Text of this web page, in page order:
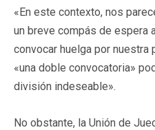
«En este contexto, nos
un breve compás de espera
convocar huelga por nuestra
«una doble convocatoria»
división indeseable».
No obstante, la Unión de